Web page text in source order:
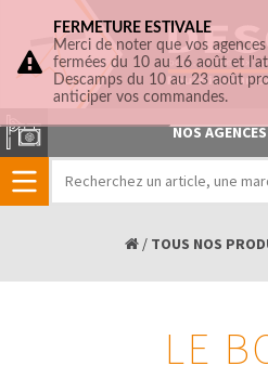
NOS AGENCES
/ TOUS NOS
LE
FERMETURE ESTIVALE
Merci de noter que vos
fermées du 10 au 16 août et
Descamps du 10 au 23 août
anticiper vos commandes.